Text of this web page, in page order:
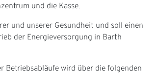
und die Kasse.
und unserer Gesundheit und soll einen
der Energieversorgung in Barth
Betriebsabläufe wird über die folgenden